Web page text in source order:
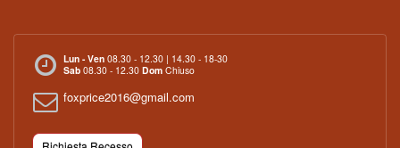
Lun - Ven 08.30 - 12.30 | 14.30 - 18-30
Sab 08.30 - 12.30 Dom Chiuso
foxprice2016@gmail.com